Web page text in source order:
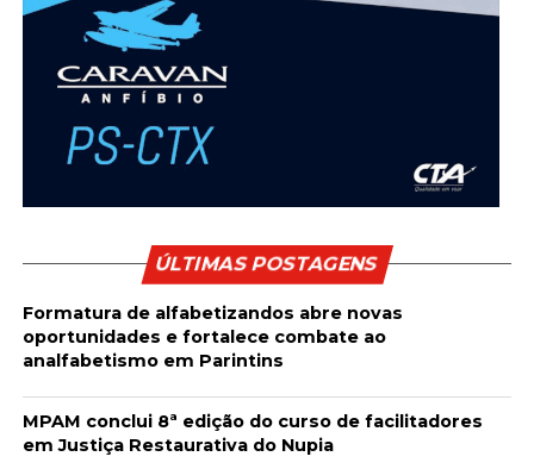
ÚLTIMAS POSTAGENS
Formatura de alfabetizandos abre novas
oportunidades e fortalece combate ao
analfabetismo em Parintins
MPAM conclui 8ª edição do curso de facilitadores
em Justiça Restaurativa do Nupia